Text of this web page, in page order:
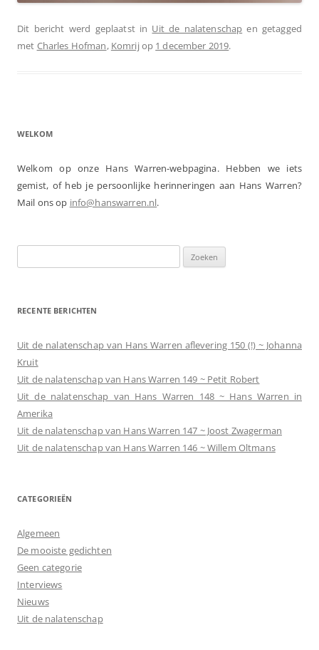
Dit bericht werd geplaatst in Uit de nalatenschap en getagged
met Charles Hofman, Komrijop 1 december 2019.
WELKOM
Welkom op onze Hans Warren-webpagina. Hebben we iets
gemist, of heb je persoonlijke herinneringen aan Hans Warren?
Mail ons op info@hanswarren.nl.
naar:
RECENTE BERICHTEN
Uit de nalatenschap van Hans Warren aflevering 150 (!) ~ Johanna
Kruit
Uit de nalatenschap van Hans Warren 149 ~ Petit Robert
Uit de nalatenschap van Hans Warren 148 ~ Hans Warren in
Amerika
Uit de nalatenschap van Hans Warren 147 ~ Joost Zwagerman
Uit de nalatenschap van Hans Warren 146 ~ Willem Oltmans
CATEGORIEËN
Algemeen
De mooiste gedichten
Geen categorie
Interviews
Nieuws
Uit de nalatenschap